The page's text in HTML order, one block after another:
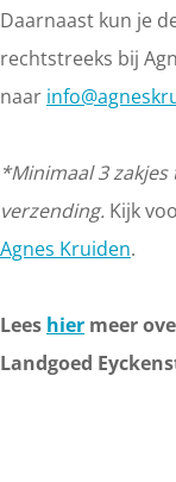
Daarnaast kun je
rechtstreeks bij
naar
*Minimaal 3
verzending. Kijk
Agnes Kruiden.
Lees hier meer
Landgoed